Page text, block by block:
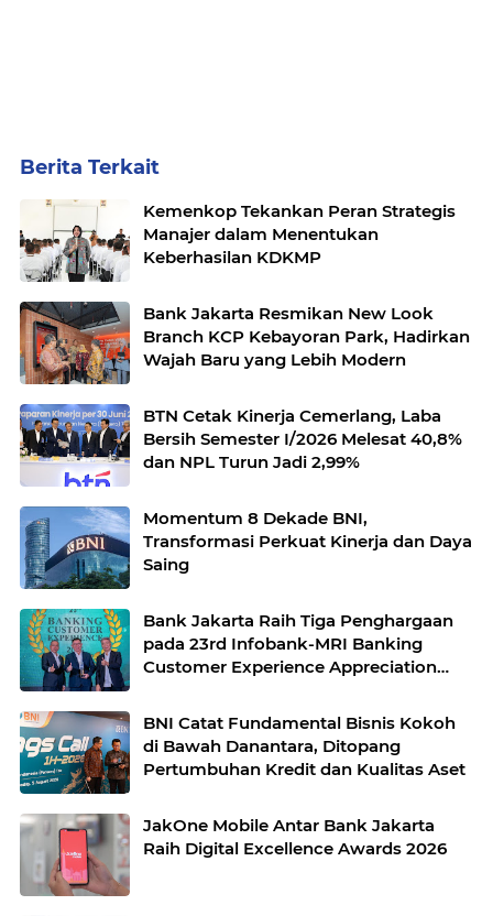
Berita Terkait
Kemenkop Tekankan Peran Strategis
Manajer dalam Menentukan
Keberhasilan KDKMP
Bank Jakarta Resmikan New Look
Branch KCP Kebayoran Park, Hadirkan
Wajah Baru yang Lebih Modern
BTN Cetak Kinerja Cemerlang, Laba
Bersih Semester I/2026 Melesat 40,8%
dan NPL Turun Jadi 2,99%
Momentum 8 Dekade BNI,
Transformasi Perkuat Kinerja dan Daya
Saing
Bank Jakarta Raih Tiga Penghargaan
pada 23rd Infobank-MRI Banking
Customer Experience Appreciation
BNI Catat Fundamental Bisnis Kokoh
di Bawah Danantara, Ditopang
Pertumbuhan Kredit dan Kualitas Aset
JakOne Mobile Antar Bank Jakarta
Raih Digital Excellence Awards 2026